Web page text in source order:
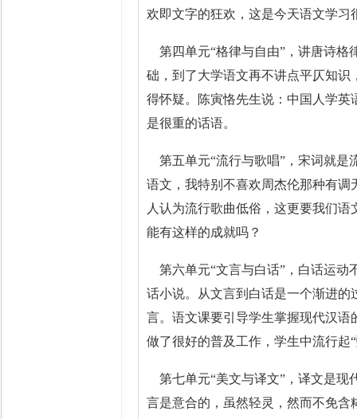
欢即文字的狂欢，这是今天语文学习
第四单元“格律与自由”，讲唐诗格
础，到了大学语文再不讲点平仄知
得怀疑。陈寅恪先生说：中国人学
是很重的话语。
第五单元“流行与歌唱”，宋词就是
语文，我特别不喜欢周杰伦那种有
人认为流行歌曲低俗，这更要我们
能有这样的成就吗？
第六单元“文言与白话”，白话运动
话小说。从文言到白话是一个渐进
言。语文课要引导学生掌握现代汉
做了很好的普及工作，学生中流行起
第七单元“美文与译文”，译文是现
言是意合的，虽然轻灵，然而不免